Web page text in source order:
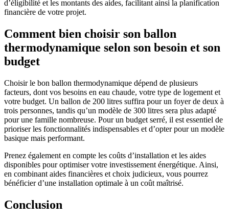
d’éligibilité et les montants des aides, facilitant ainsi la planification
financière de votre projet.
Comment bien choisir son ballon
thermodynamique selon son besoin et son
budget
Choisir le bon ballon thermodynamique dépend de plusieurs
facteurs, dont vos besoins en eau chaude, votre type de logement et
votre budget. Un ballon de 200 litres suffira pour un foyer de deux à
trois personnes, tandis qu’un modèle de 300 litres sera plus adapté
pour une famille nombreuse. Pour un budget serré, il est essentiel de
prioriser les fonctionnalités indispensables et d’opter pour un modèle
basique mais performant.
Prenez également en compte les coûts d’installation et les aides
disponibles pour optimiser votre investissement énergétique. Ainsi,
en combinant aides financières et choix judicieux, vous pourrez
bénéficier d’une installation optimale à un coût maîtrisé.
Conclusion